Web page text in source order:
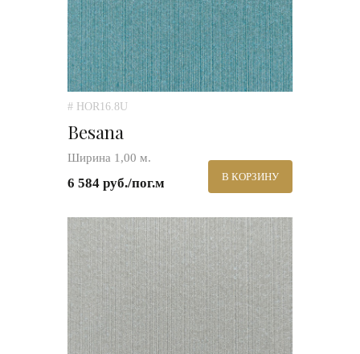
# HOR16.8U
Besana
Ширина 1,00 м.
6 584 руб./пог.м В КОРЗИНУ